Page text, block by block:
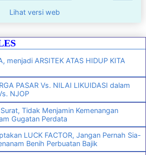
Lihat versi web
menjadi ARSITEK ATAS HIDUP KITA
PASAR Vs. NILAI LIKUIDASI dalam
NJOP
Tidak Menjamin Kemenangan
Gugatan Perdata
LUCK FACTOR, Jangan Pernah Sia-
Benih Perbuatan Bajik